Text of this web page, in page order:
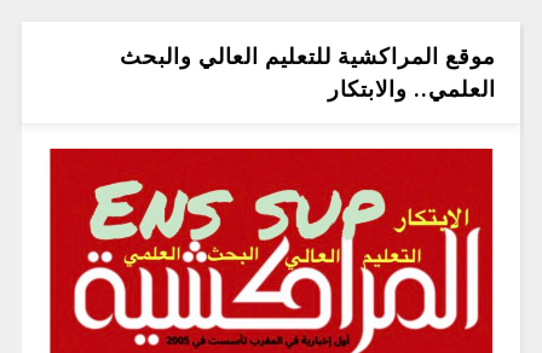
موقع المراكشية للتعليم العالي والبحث
العلمي.. والابتكار